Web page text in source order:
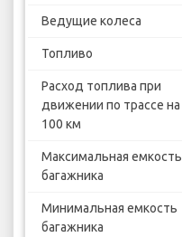
Ведущие колеса
Топливо
Расход топлива при
движении по трассе на
100 км
Максимальная емкость
багажника
Минимальная емкость
багажника